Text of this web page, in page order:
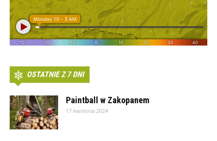
OSTATNIE Z 7 DNI
Paintball w Zakopanem
17 kwietnia 2024